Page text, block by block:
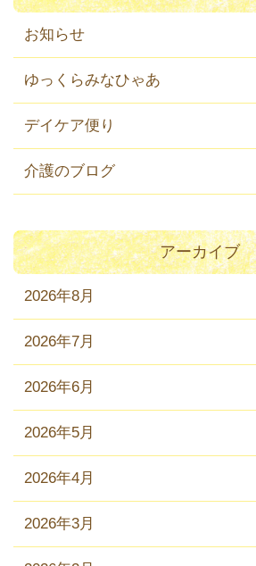
お知らせ
ゆっくらみなひゃあ
デイケア便り
介護のブログ
アーカイブ
2026年8月
2026年7月
2026年6月
2026年5月
2026年4月
2026年3月